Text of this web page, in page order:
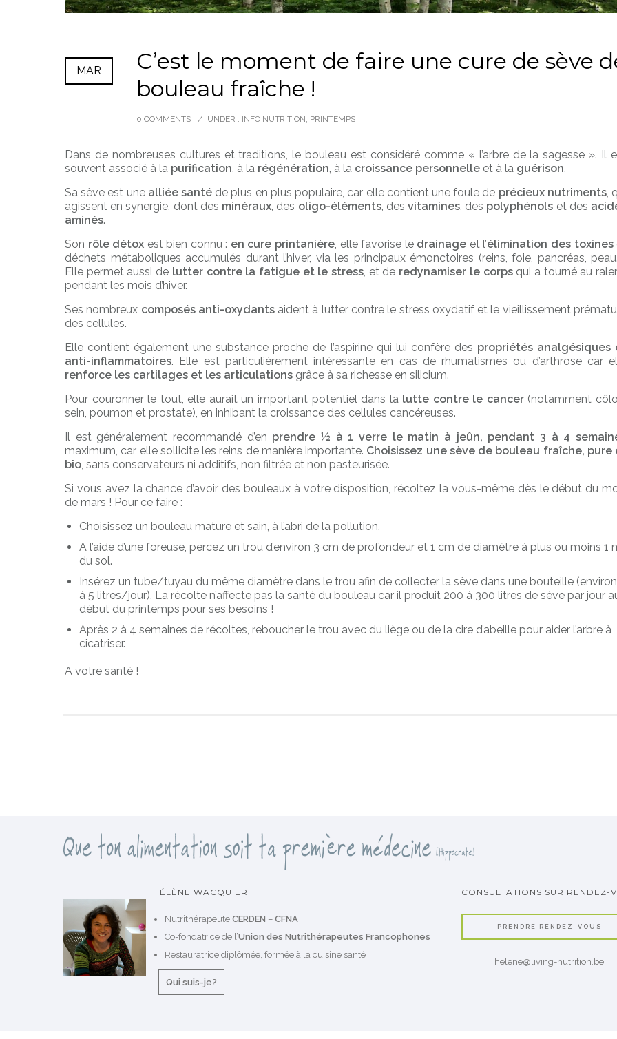
MAR
C’est le moment de faire une cure de sève
bouleau fraîche !
0 COMMENTS / UNDER : INFO NUTRITION, PRINTEMPS
Dans de nombreuses cultures et traditions, le bouleau est considéré comme « l’arbre de la sagesse ». Il
souvent associé à la purification, à la régénération, à la croissance personnelle et à la guérison.
Sa sève est une alliée santé de plus en plus populaire, car elle contient une foule de précieux nutriments,
agissent en synergie, dont des minéraux, des oligo-éléments, des vitamines, des polyphénols et des
aminés.
Son rôle détox est bien connu : en cure printanière, elle favorise le drainage et l’élimination des toxines
déchets métaboliques accumulés durant l’hiver, via les principaux émonctoires (reins, foie, pancréas,
Elle permet aussi de lutter contre la fatigue et le stress, et de redynamiser le corpsqui a tourné au
pendant les mois d’hiver.
Ses nombreux composés anti-oxydantsaident à lutter contre le stress oxydatif et le vieillissement
des cellules.
Elle contient également une substance proche de l’aspirine qui lui confère des propriétés analgésiques
anti-inflammatoires. Elle est particulièrement intéressante en cas de rhumatismes ou d’arthrose car
renforce les cartilages et les articulations grâce à sa richesse en silicium.
Pour couronner le tout, elle aurait un important potentiel dans la lutte contre le cancer(notamment
sein, poumon et prostate), en inhibant la croissance des cellules cancéreuses.
Il est généralement recommandé d’en prendre ½ à 1 verre le matin à jeûn, pendant 3 à 4
maximum, car elle sollicite les reins de manière importante. Choisissez une sève de bouleau fraîche, pure
bio, sans conservateurs ni additifs, non filtrée et non pasteurisée.
Si vous avez la chance d’avoir des bouleaux à votre disposition, récoltez la vous-même dès le début du
de mars ! Pour ce faire :
Choisissez un bouleau mature et sain, à l’abri de la pollution.
A l’aide d’une foreuse, percez un trou d’environ 3 cm de profondeur et 1 cm de diamètre à plus ou moins 1
du sol.
Insérez un tube/tuyau du même diamètre dans le trou afin de collecter la sève dans une bouteille
à 5 litres/jour). La récolte n’affecte pas la santé du bouleau car il produit 200 à 300 litres de sève par jour
début du printemps pour ses besoins !
Après 2 à 4 semaines de récoltes, reboucher le trou avec du liège ou de la cire d’abeille pour aider l’arbre à
cicatriser.
A votre santé !
HÉLÈNE WACQUIER
Nutrithérapeute CERDEN – CFNA
Co-fondatrice de l’Union des Nutrithérapeutes Francophones
Restauratrice diplômée, formée à la cuisine santé
Qui suis-je?
CONSULTATIONS SUR RENDEZ-
PRENDRE RENDEZ-VOUS
helene@living-nutrition.be